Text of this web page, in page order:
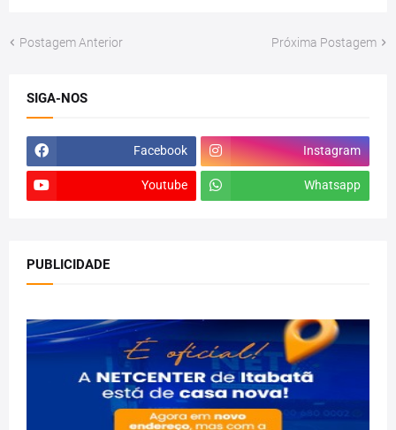
Postagem Anterior Próxima Postagem
SIGA-NOS
Facebook Instagram
Youtube Whatsapp
PUBLICIDADE